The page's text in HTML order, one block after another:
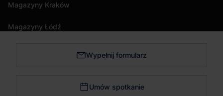
Magazyny Kraków
Magazyny Łódź
Magazyny Trójmiasto Wypełnij formularz
Umów spotkanie